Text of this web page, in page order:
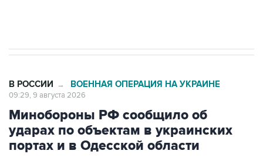
В РОССИИ → ВОЕННАЯ ОПЕРАЦИЯ НА УКРАИНЕ
09:29, 9 августа 2026
Минобороны РФ сообщило об
ударах по объектам в украинских
портах и в Одесской области